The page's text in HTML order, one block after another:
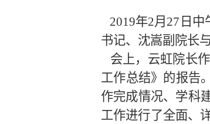
2019年2月27日中
书记、沈嵩副院长
会上，云虹院长
工作总结》的报告
作完成情况、学科
工作进行了全面、